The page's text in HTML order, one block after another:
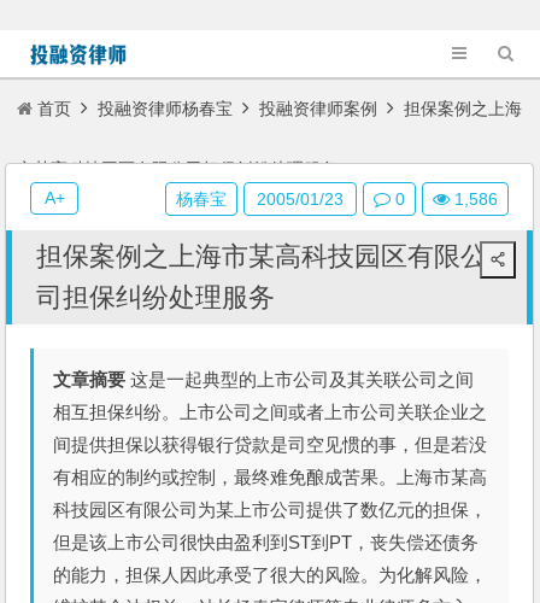
首页 投融资律师杨春宝 投融资律师案例 担保案例之上海
市某高科技园区有限公司担保纠纷处理服务
担保案例之上海市某高科技园区有限公
司担保纠纷处理服务
文章摘要 这是一起典型的上市公司及其关联公司之间
相互担保纠纷。上市公司之间或者上市公司关联企业之
间提供担保以获得银行贷款是司空见惯的事，但是若没
有相应的制约或控制，最终难免酿成苦果。上海市某高
科技园区有限公司为某上市公司提供了数亿元的担保，
但是该上市公司很快由盈利到ST到PT，丧失偿还债务
的能力，担保人因此承受了很大的风险。为化解风险，
杨春宝 2005/01/23 0 1,586
A+